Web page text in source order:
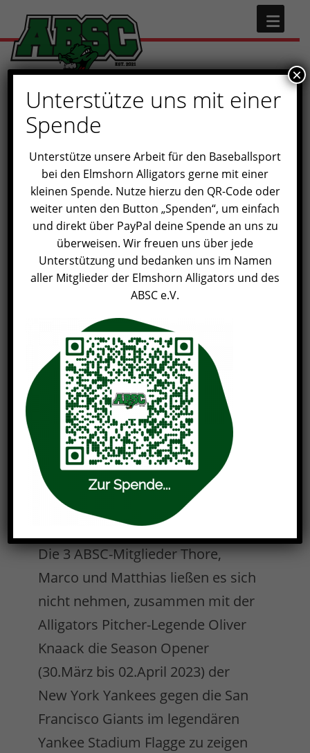
Die 3 ABSC-Mitglieder Thore,
Marco und Matthias ließen es sich
nicht nehmen, zusammen mit der
Alligators Pitcher-Legende Oliver
Knaack die Season Opener
(30.März bis 02.April 2023) der
New York Yankees gegen die San
Francisco Giants im legendären
Yankee Stadium Flagge zu zeigen
Unterstütze uns mit einer
Spende
Unterstütze unsere Arbeit für den Baseballsport
bei den Elmshorn Alligators gerne mit einer
kleinen Spende. Nutze hierzu den QR-Code oder
weiter unten den Button „Spenden“, um einfach
und direkt über PayPal deine Spende an uns zu
überweisen. Wir freuen uns über jede
Unterstützung und bedanken uns im Namen
aller Mitglieder der Elmshorn Alligators und des
ABSC e.V.
×